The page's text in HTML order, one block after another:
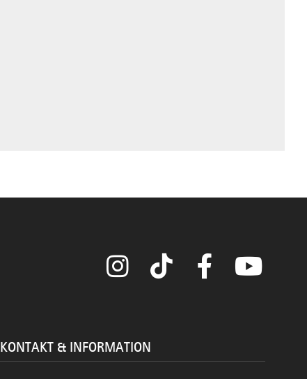
Instagram TikTok Facebook
KONTAKT & INFORMATION